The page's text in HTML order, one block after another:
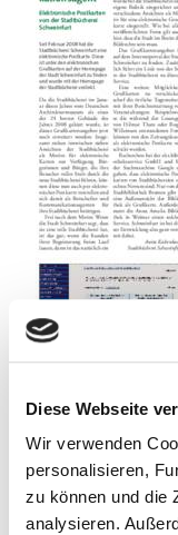
Diese Webseite
Wir verwenden
personalisieren,
zu können und die
analysieren.
Kaltenbach,
Seitenbereich: 226